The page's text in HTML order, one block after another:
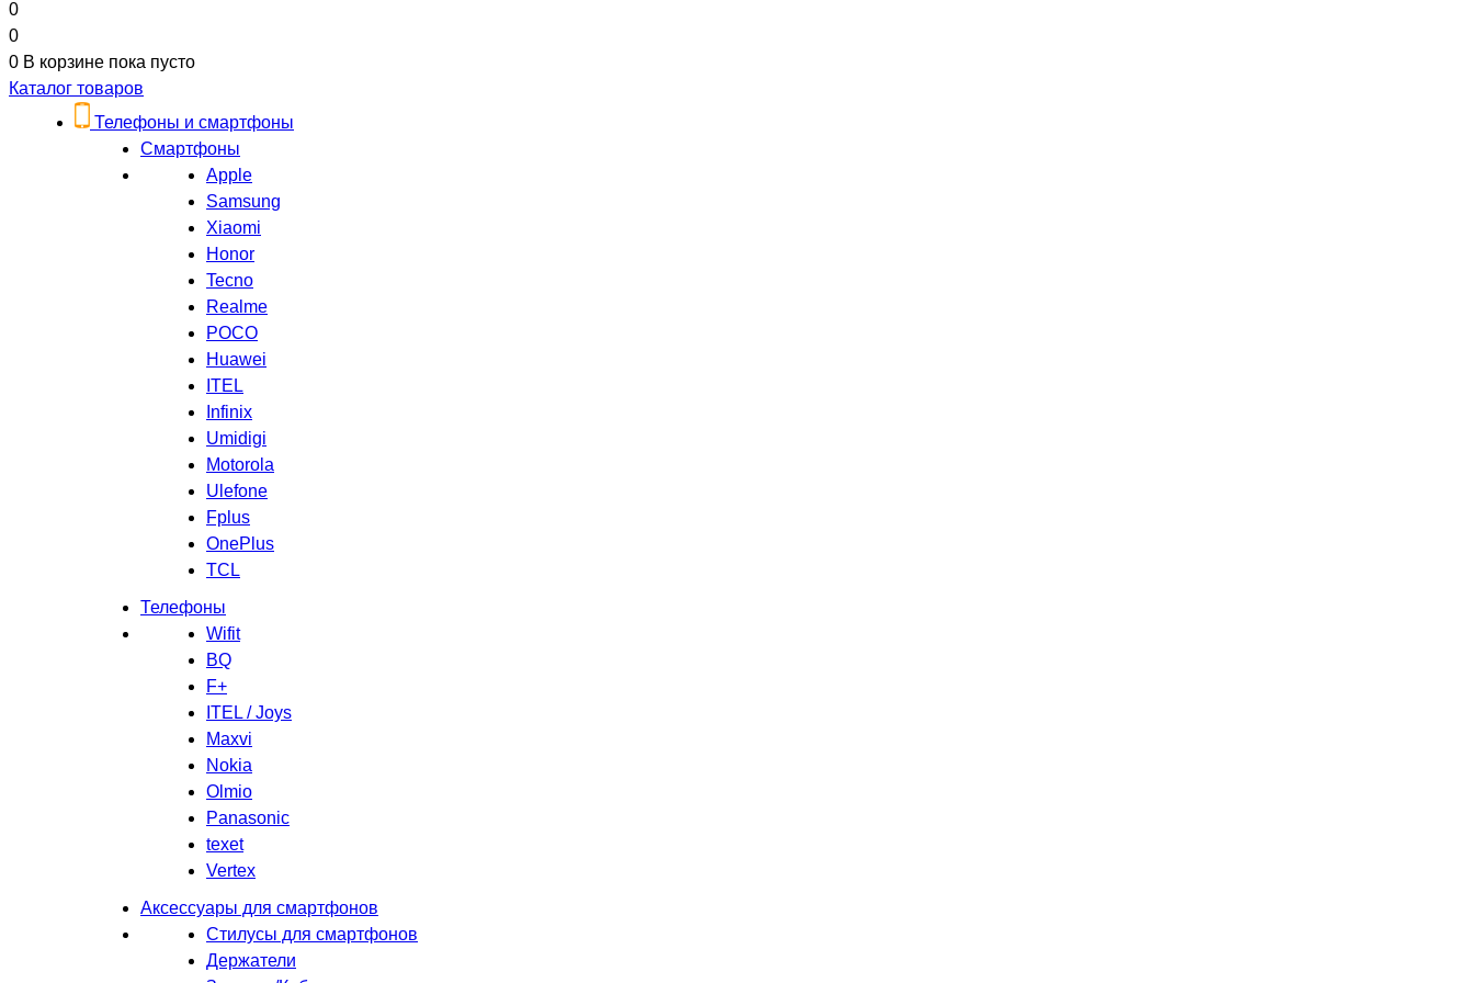
0
0
0 В корзине пока пусто
Каталог товаров
Телефоны и смартфоны
Смартфоны
Apple
Samsung
Xiaomi
Honor
Tecno
Realme
POCO
Huawei
ITEL
Infinix
Umidigi
Motorola
Ulefone
Fplus
OnePlus
TCL
Телефоны
Wifit
BQ
F+
ITEL / Joys
Maxvi
Nokia
Olmio
Panasonic
texet
Vertex
Аксессуары для смартфонов
Стилусы для смартфонов
Держатели